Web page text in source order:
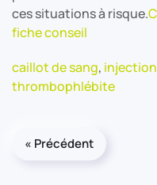
ces situations à risque.
fiche conseil
caillot de sang,
thrombophlébite
« Précédent